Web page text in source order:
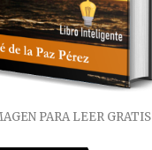
PARA LEER GRATIS